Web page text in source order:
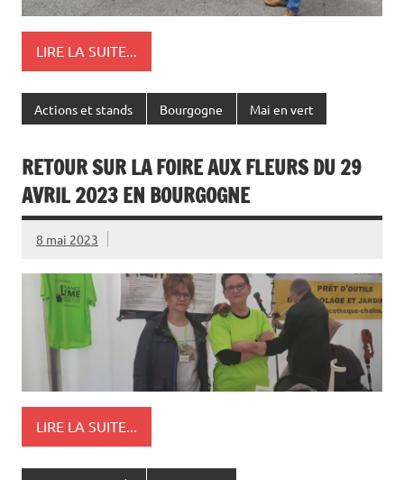
LIRE LA SUITE...
Actions et stands Bourgogne Mai en vert
RETOUR SUR LA FOIRE AUX FLEURS DU 29
AVRIL 2023 EN BOURGOGNE
8 mai 2023
LIRE LA SUITE...